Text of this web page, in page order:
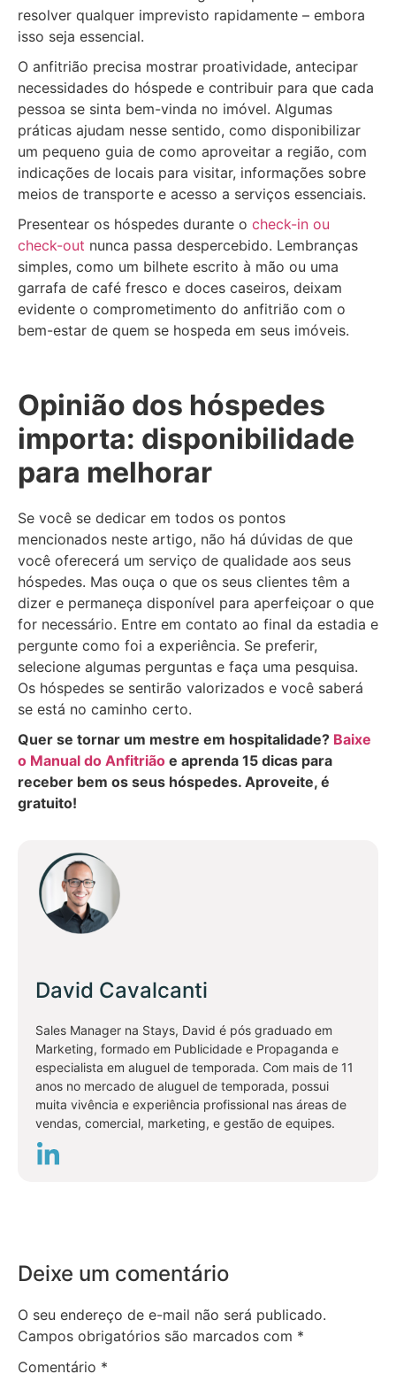
resolver qualquer imprevisto rapidamente – embora
isso seja essencial.
O anfitrião precisa mostrar proatividade, antecipar
necessidades do hóspede e contribuir para que cada
pessoa se sinta bem-vinda no imóvel. Algumas
práticas ajudam nesse sentido, como disponibilizar
um pequeno guia de como aproveitar a região, com
indicações de locais para visitar, informações sobre
meios de transporte e acesso a serviços essenciais.
Presentear os hóspedes durante o check-in ou
check-out nunca passa despercebido. Lembranças
simples, como um bilhete escrito à mão ou uma
garrafa de café fresco e doces caseiros, deixam
evidente o comprometimento do anfitrião com o
bem-estar de quem se hospeda em seus imóveis.
Opinião dos hóspedes
importa: disponibilidade
para melhorar
Se você se dedicar em todos os pontos
mencionados neste artigo, não há dúvidas de que
você oferecerá um serviço de qualidade aos seus
hóspedes. Mas ouça o que os seus clientes têm a
dizer e permaneça disponível para aperfeiçoar o que
for necessário. Entre em contato ao final da estadia e
pergunte como foi a experiência. Se preferir,
selecione algumas perguntas e faça uma pesquisa.
Os hóspedes se sentirão valorizados e você saberá
se está no caminho certo.
Quer se tornar um mestre em hospitalidade? Baixe
o Manual do Anfitrião e aprenda 15 dicas para
receber bem os seus hóspedes. Aproveite, é
gratuito!
David Cavalcanti
Sales Manager na Stays, David é pós graduado em
Marketing, formado em Publicidade e Propaganda e
especialista em aluguel de temporada. Com mais de 11
anos no mercado de aluguel de temporada, possui
muita vivência e experiência profissional nas áreas de
vendas, comercial, marketing, e gestão de equipes.
Deixe um comentário
O seu endereço de e-mail não será publicado.
Campos obrigatórios são marcados com *
Comentário *